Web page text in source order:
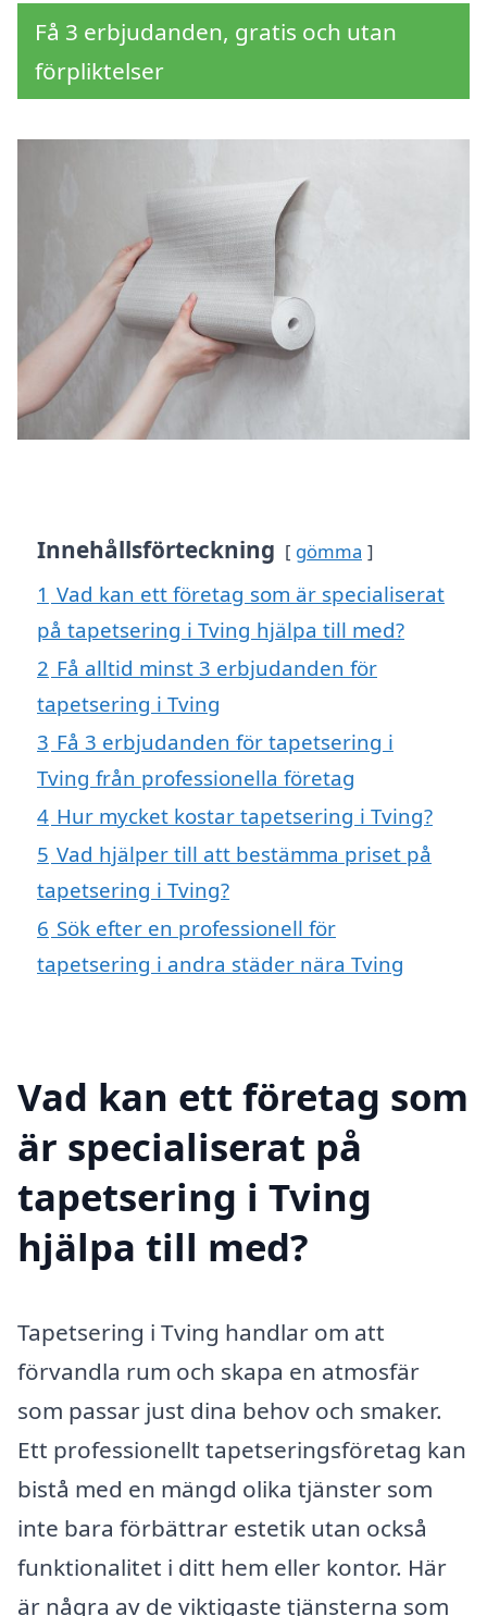
Få 3 erbjudanden, gratis och utan
förpliktelser
Innehållsförteckning gömma
1 Vad kan ett företag som är specialiserat
på tapetsering i Tving hjälpa till med?
2 Få alltid minst 3 erbjudanden för
tapetsering i Tving
3 Få 3 erbjudanden för tapetsering i
Tving från professionella företag
4 Hur mycket kostar tapetsering i Tving?
5 Vad hjälper till att bestämma priset på
tapetsering i Tving?
6 Sök efter en professionell för
tapetsering i andra städer nära Tving
Vad kan ett företag som
är specialiserat på
tapetsering i Tving
hjälpa till med?
Tapetsering i Tving handlar om att
förvandla rum och skapa en atmosfär
som passar just dina behov och smaker.
Ett professionellt tapetseringsföretag kan
bistå med en mängd olika tjänster som
inte bara förbättrar estetik utan också
funktionalitet i ditt hem eller kontor. Här
är några av de viktigaste tjänsterna som